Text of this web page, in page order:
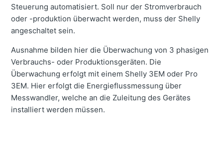
Steuerung automatisiert. Soll nur der Stromverbrauch
oder -produktion überwacht werden, muss der Shelly
angeschaltet sein.
Ausnahme bilden hier die Überwachung von 3 phasigen
Verbrauchs- oder Produktionsgeräten. Die
Überwachung erfolgt mit einem Shelly 3EM oder Pro
3EM. Hier erfolgt die Energieflussmessung über
Messwandler, welche an die Zuleitung des Gerätes
installiert werden müssen.